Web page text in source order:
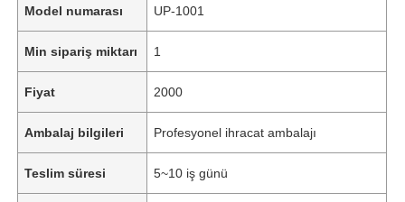
Model numarası UP-1001
Min sipariş miktarı 1
Fiyat 2000
Ambalaj bilgileri Profesyonel ihracat ambalajı
Teslim süresi 5~10 iş günü